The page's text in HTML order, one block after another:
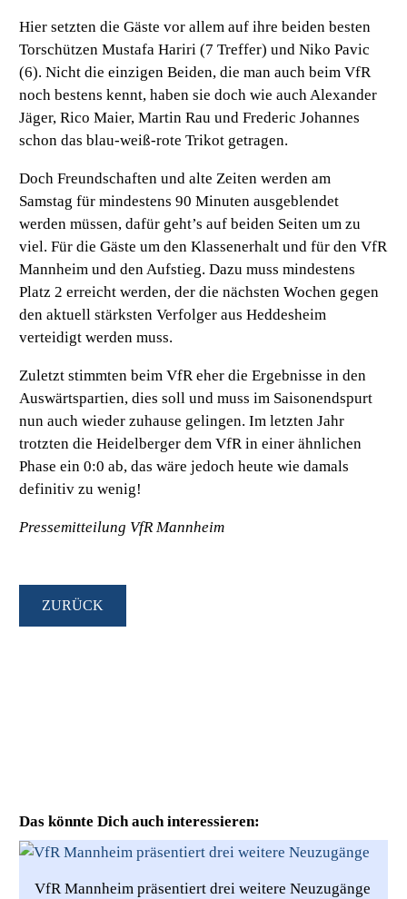
Hier setzten die Gäste vor allem auf ihre beiden besten
Torschützen Mustafa Hariri (7 Treffer) und Niko Pavic
(6). Nicht die einzigen Beiden, die man auch beim VfR
noch bestens kennt, haben sie doch wie auch Alexander
Jäger, Rico Maier, Martin Rau und Frederic Johannes
schon das blau-weiß-rote Trikot getragen.
Doch Freundschaften und alte Zeiten werden am
Samstag für mindestens 90 Minuten ausgeblendet
werden müssen, dafür geht’s auf beiden Seiten um zu
viel. Für die Gäste um den Klassenerhalt und für den VfR
Mannheim und den Aufstieg. Dazu muss mindestens
Platz 2 erreicht werden, der die nächsten Wochen gegen
den aktuell stärksten Verfolger aus Heddesheim
verteidigt werden muss.
Zuletzt stimmten beim VfR eher die Ergebnisse in den
Auswärtspartien, dies soll und muss im Saisonendspurt
nun auch wieder zuhause gelingen. Im letzten Jahr
trotzten die Heidelberger dem VfR in einer ähnlichen
Phase ein 0:0 ab, das wäre jedoch heute wie damals
definitiv zu wenig!
Pressemitteilung VfR Mannheim
ZURÜCK
Das könnte Dich auch interessieren:
VfR Mannheim präsentiert drei weitere Neuzugänge